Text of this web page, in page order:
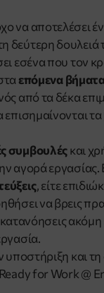
να αποτελέσει
δουλειά
εσένα που τον
επόμενα
από τα δέκα
τα
συμβουλέςκαι
αγορά εργασίας.
, είτε
να βρεις
και
for Work @